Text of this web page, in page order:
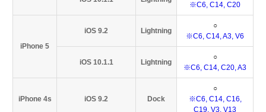
※C6, C14, C20
iPhone 5
iOS 9.2 Lightning
○
※C6, C14, A3, V6
iOS 10.1.1 Lightning
○
※C6, C14, C20, A3
iPhone 4s iOS 9.2 Dock
○
※C6, C14, C16,
C19, V3, V13